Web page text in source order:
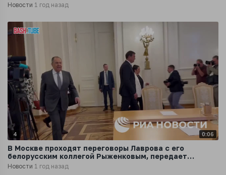
Новости 1 год назад
4 0:06
В Москве проходят переговоры Лаврова с его
белорусским коллегой Рыженковым, передает
корреспондент РИА Новости
Новости 1 год назад